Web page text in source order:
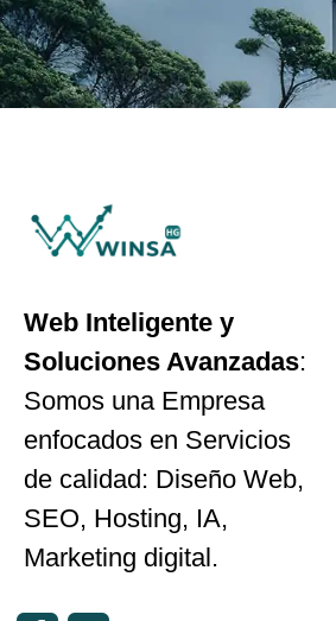
Web Inteligente y
Soluciones Avanzadas:
Somos una Empresa
enfocados en Servicios
de calidad: Diseño Web,
SEO, Hosting, IA,
Marketing digital.